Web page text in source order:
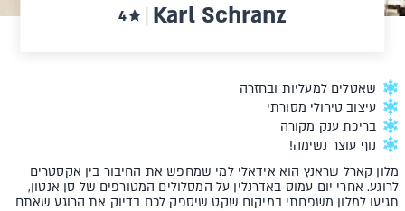
Karl Schranz
4
שאטלים למעליות ובחזרה
עיצוב טירולי מסורתי
בריכת ענק מקורה
נוף עוצר נשימה!
מלון קארל שראנץ הוא אידאלי למי שמחפש את החיבור בין אקסטרים
לרוגע. אחרי יום עמוס באדרנלין על המסלולים המטורפים של סן אנטון,
תגיעו למלון משפחתי במיקום שקט שיספק לכם בדיוק את הרוגע שאתם